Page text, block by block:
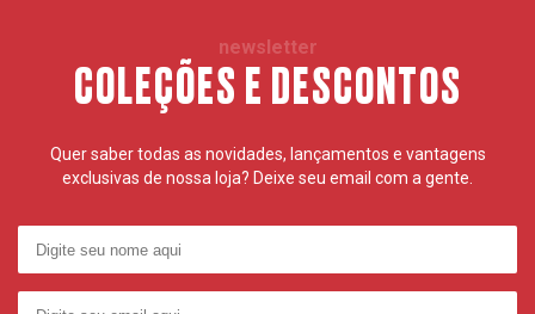
newsletter
COLEÇÕES E DESCONTOS
Quer saber todas as novidades, lançamentos e vantagens
exclusivas de nossa loja? Deixe seu email com a gente.